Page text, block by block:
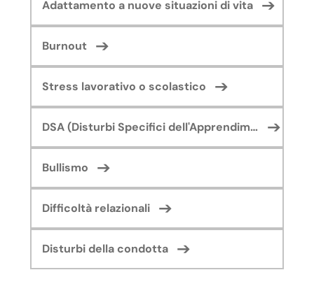
Adattamento a nuove situazioni di vita
Burnout
Stress lavorativo o scolastico
DSA (Disturbi Specifici dell'Apprendimento)
Bullismo
Difficoltà relazionali
Disturbi della condotta